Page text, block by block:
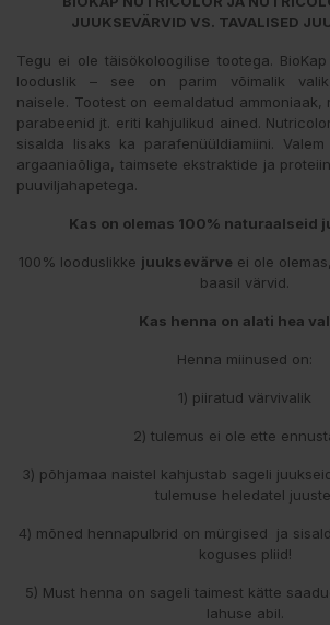
JUUKSEVÄRVID VS. TAVALISED
Tegu ei ole täisökoloogilise tootega.
looduslik – see on parim võimalik
naisele. Tootest on eemaldatud ammoniaak,
parabeenid jt. eriti kahjulikud ained.
sisalda lisaks ka parafenüüldiamiini.
argaaniaõliga, taimsete ekstraktide ja
puuviljahapetega.
Kas on olemas 100% naturaalseid
100% looduslikke juuksevärve ei ole
baasil värvid.
Kas henna on alati hea
Henna miinused on:
1) piiratud värvivalik
2) tulemus ei ole ette
3) põhjamaa naistel kahjustab sageli
tulemuse heledatel
4) mõned hennapulbrid on mürgised ja
koguses pliid!
5) Must henna on sageli taimest kätte
lahuse abil.